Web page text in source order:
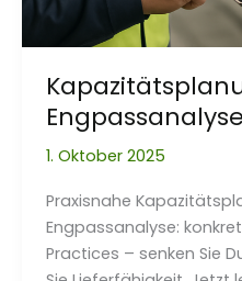
1. Oktober 2025
Praxisnahe
Engpassanalyse:
Practices – senken Sie